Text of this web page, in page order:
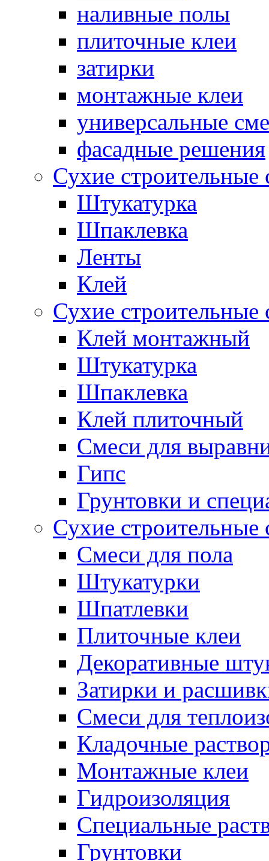
наливные полы
плиточные клеи
затирки
монтажные клеи
универсальные
фасадные решения
Сухие
Штукатурка
Шпаклевка
Ленты
Клей
Сухие
Клей монтажный
Штукатурка
Шпаклевка
Клей плиточный
Смеси для
Гипс
Грунтовки и
Сухие
Смеси для пола
Штукатурки
Шпатлевки
Плиточные клеи
Декоративные
Затирки и
Смеси для
Кладочные
Монтажные клеи
Гидроизоляция
Специальные
Грунтовки